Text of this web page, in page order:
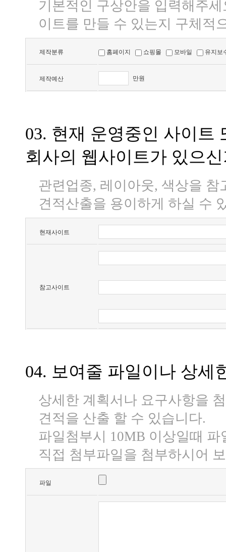
기본적인 구상안을 입력해주
이트를 만들 수 있는지 구체적
제작분류 홈페이지 쇼핑몰 모바일 유지보
제작예산 만원
03. 현재 운영중인 사이트
회사의 웹사이트가 있으
관련업종, 레이아웃, 색상을
견적산출을 용이하게 하실 수
현재사이트
참고사이트
04. 보여줄 파일이나 상세
상세한 계획서나 요구사항을
견적을 산출 할 수 있습니다.
파일첨부시 10MB 이상일때 파
직접 첨부파일을 첨부하시어
파일